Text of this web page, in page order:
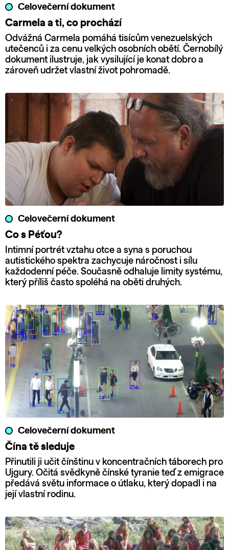
Celovečerní dokument
Carmela a ti, co prochází
Odvážná Carmela pomáhá tisícům venezuelských
utečenců i za cenu velkých osobních obětí. Černobílý
dokument ilustruje, jak vysilující je konat dobro a
zároveň udržet vlastní život pohromadě.
Celovečerní dokument
Co s Péťou?
Intimní portrét vztahu otce a syna s poruchou
autistického spektra zachycuje náročnost i sílu
každodenní péče. Současně odhaluje limity systému,
který příliš často spoléhá na oběti druhých.
Celovečerní dokument
Čína tě sleduje
Přinutili ji učit čínštinu v koncentračních táborech pro
Ujgury. Očitá svědkyně čínské tyranie teď z emigrace
předává světu informace o útlaku, který dopadl i na
její vlastní rodinu.